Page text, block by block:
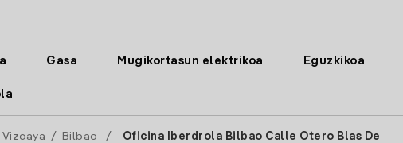
Gasa Mugikortasun elektrikoa Eguzkikoa
Vizcaya / Bilbao / Oficina Iberdrola Bilbao Calle Otero Blas De